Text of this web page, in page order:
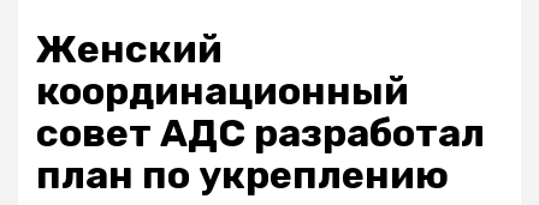
Женский
координационный
совет АДС разработал
план по укреплению